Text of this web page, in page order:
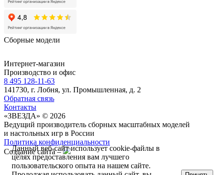
Сборные модели
Интернет-магазин
Производство и офис
8 495 128-11-63
141730, г. Лобня, ул. Промышленная, д. 2
Обратная связь
Контакты
«ЗВЕЗДА» © 2026
Ведущий производитель сборных масштабных моделей
и настольных игр в России
Политика конфиденциальности
Создание сайта –
Данный веб-сайт использует cookie-файлы в
целях предоставления вам лучшего
пользовательского опыта на нашем сайте.